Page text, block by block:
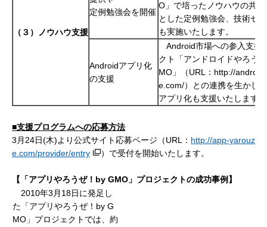
（３）ノウハウ支援
定例勉強会を開催
O」で培ったノウハウの共
とした定例勉強会、技術セ
も実施いたします。
Androidアプリ化
の支援
Android市場への参入支援
クト「アンドロイドやろう
MO」（URL：http://
e.com/）との連携を生かし
アプリ化も支援いたします。
■支援プログラムへの応募方法
3月24日(木)より公式サイト応募ページ（URL： http://app-yarouz
e.com/provider/entry
）で受付を開始いたします。
【「アプリやろうぜ！by GMO」プロジェクトの成功事例】
2010年3月18日に発足し
た「アプリやろうぜ！by G
MO」プロジェクトでは、約